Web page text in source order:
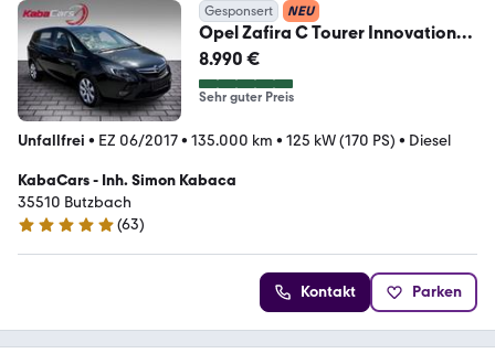
Gesponsert NEU
Opel Zafira C Tourer Innovation
Navi 7 Sitzer
8.990 €
Sehr guter Preis
Unfallfrei • EZ 06/2017• 135.000 km • 125 kW (170 PS) • Diesel
KabaCars - Inh. Simon Kabaca
35510 Butzbach
4.8 Sterne
(63)
Kontakt Parken